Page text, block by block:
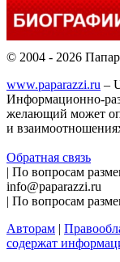
© 2004 - 2026
www.paparazzi.ru –
Информационно-
желающий может
и
Обратная связь
| По вопросам
info@paparazzi.ru
| По вопросам
Авторам |
содержат